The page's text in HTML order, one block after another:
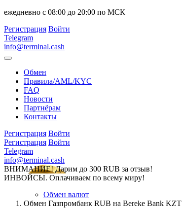
ежедневно с 08:00 до 20:00 по МСК
Регистрация Войти
Telegram
info@terminal.cash
Обмен
Правила/AML/KYC
FAQ
Новости
Партнёрам
Контакты
Регистрация Войти
Регистрация Войти
Telegram
info@terminal.cash
ВНИМАНИЕ! Дарим до 300 RUB за отзыв!
ИНВОЙСЫ. Оплачиваем по всему миру!
Обмен валют
Обмен Газпромбанк RUB на Bereke Bank KZT